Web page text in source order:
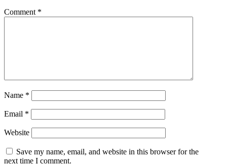
Comment *
Name *
Email *
Website
Save my name, email, and website in this browser for the
next time I comment.